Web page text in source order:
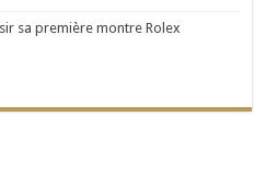
sa première montre Rolex